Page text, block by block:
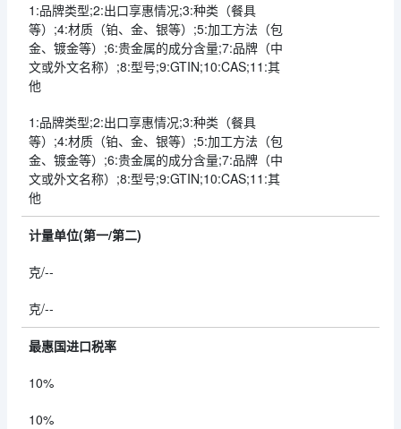
1:品牌类型;2:出口享惠情况;3:种类（餐具
等）;4:材质（铂、金、银等）;5:加工方法（包
金、镀金等）;6:贵金属的成分含量;7:品牌（中
文或外文名称）;8:型号;9:GTIN;10:CAS;11:其
他
1:品牌类型;2:出口享惠情况;3:种类（餐具
等）;4:材质（铂、金、银等）;5:加工方法（包
金、镀金等）;6:贵金属的成分含量;7:品牌（中
文或外文名称）;8:型号;9:GTIN;10:CAS;11:其
他
计量单位(第一/第二)
克/--
克/--
最惠国进口税率
10%
10%